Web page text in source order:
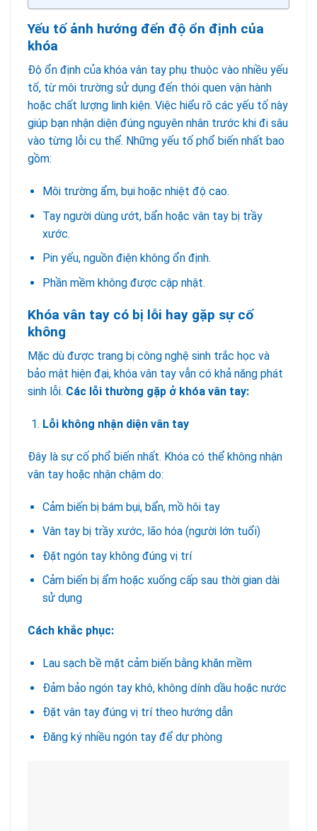
Yếu tố ảnh hướng đến độ ổn định của
khóa
Độ ổn định của khóa vân tay phụ thuộc vào nhiều yếu
tố, từ môi trường sử dụng đến thói quen vận hành
hoặc chất lượng linh kiện. Việc hiểu rõ các yếu tố này
giúp bạn nhận diện đúng nguyên nhân trước khi đi sâu
vào từng lỗi cụ thể. Những yếu tố phổ biến nhất bao
gồm:
Môi trường ẩm, bụi hoặc nhiệt độ cao.
Tay người dùng ướt, bẩn hoặc vân tay bị trầy
xước.
Pin yếu, nguồn điện không ổn định.
Phần mềm không được cập nhật.
Khóa vân tay có bị lỗi hay gặp sự cố
không
Mặc dù được trang bị công nghệ sinh trắc học và
bảo mật hiện đại, khóa vân tay vẫn có khả năng phát
sinh lỗi. Các lỗi thường gặp ở khóa vân tay:
Lỗi không nhận diện vân tay
Đây là sự cố phổ biến nhất. Khóa có thể không nhận
vân tay hoặc nhận chậm do:
Cảm biến bị bám bụi, bẩn, mồ hôi tay
Vân tay bị trầy xước, lão hóa (người lớn tuổi)
Đặt ngón tay không đúng vị trí
Cảm biến bị ẩm hoặc xuống cấp sau thời gian dài
sử dụng
Cách khắc phục:
Lau sạch bề mặt cảm biến bằng khăn mềm
Đảm bảo ngón tay khô, không dính dầu hoặc nước
Đặt vân tay đúng vị trí theo hướng dẫn
Đăng ký nhiều ngón tay để dự phòng